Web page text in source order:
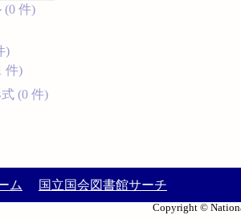
(0 件)
)
件)
(0 件)
ム 国立国会図書館サーチ
Copyright ©